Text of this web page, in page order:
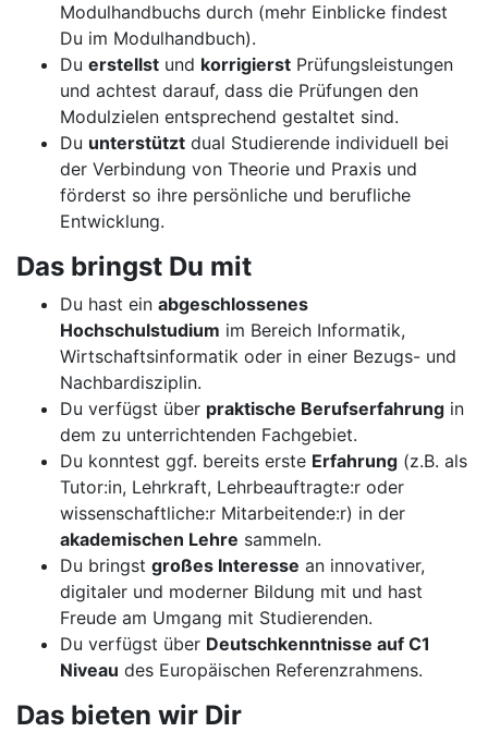
Modulhandbuchs durch (mehr Einblicke findest
Du im Modulhandbuch).
Du erstellst und korrigierst Prüfungsleistungen
und achtest darauf, dass die Prüfungen den
Modulzielen entsprechend gestaltet sind.
Du unterstützt dual Studierende individuell bei
der Verbindung von Theorie und Praxis und
förderst so ihre persönliche und berufliche
Entwicklung.
Das bringst Du mit
Du hast ein abgeschlossenes
Hochschulstudium im Bereich Informatik,
Wirtschaftsinformatik oder in einer Bezugs- und
Nachbardisziplin.
Du verfügst über praktische Berufserfahrung in
dem zu unterrichtenden Fachgebiet.
Du konntest ggf. bereits erste Erfahrung (z.B. als
Tutor:in, Lehrkraft, Lehrbeauftragte:r oder
wissenschaftliche:r Mitarbeitende:r) in der
akademischen Lehre sammeln.
Du bringst großes Interesse an innovativer,
digitaler und moderner Bildung mit und hast
Freude am Umgang mit Studierenden.
Du verfügst über Deutschkenntnisse auf C1
Niveau des Europäischen Referenzrahmens.
Das bieten wir Dir